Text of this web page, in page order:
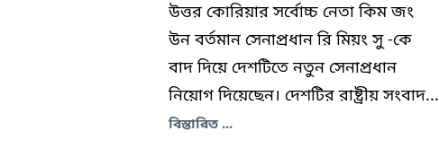
উত্তর কোরিয়ার সর্বোচ্চ নেতা কিম জং
উন বর্তমান সেনাপ্রধান রি মিয়ং সু -কে
বাদ দিয়ে দেশটিতে নতুন সেনাপ্রধান
নিয়োগ দিয়েছেন। দেশটির রাষ্ট্রীয় সংবাদ...
বিস্তারিত ...